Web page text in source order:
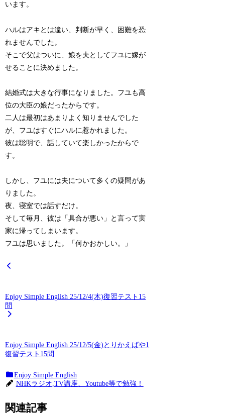
います。
ハルはアキとは違い、判断が早く、困難を恐
れませんでした。
そこで父はついに、娘を夫としてフユに嫁が
せることに決めました。
結婚式は大きな行事になりました。フユも高
位の大臣の娘だったからです。
二人は最初はあまりよく知りませんでした
が、フユはすぐにハルに惹かれました。
彼は聡明で、話していて楽しかったからで
す。
しかし、フユには夫について多くの疑問があ
りました。
夜、寝室では話すだけ。
そして毎月、彼は「具合が悪い」と言って実
家に帰ってしまいます。
フユは思いました。「何かおかしい。」
Enjoy Simple English 25/12/4(木)復習テスト15
問
Enjoy Simple English 25/12/5(金)とりかえばや1
復習テスト15問
Enjoy Simple English
NHKラジオ,TV講座、Youtube等で勉強！
関連記事